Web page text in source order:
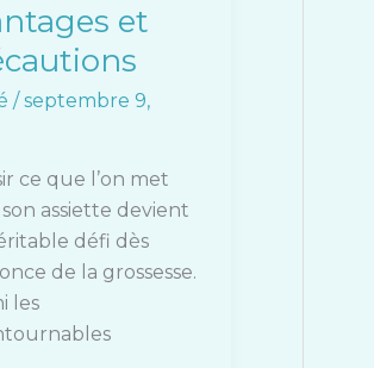
et
/septembre 9,
ce que l’on met
assiette devient
défi dès
de la grossesse.
les